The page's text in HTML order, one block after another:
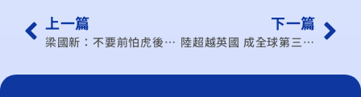
上一篇
梁國新：不要前怕虎後怕狼
下一篇
陸超越英國 成全球第三大服貿國